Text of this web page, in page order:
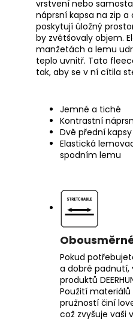
vrstvení nebo
náprsní kapsa na zip a
poskytují úložný
by zvětšovaly objem.
manžetách a lemu
teplo uvnitř. Tato
tak, aby se v ní cítila
Jemné a tiché
Kontrastní
Dvě přední
Elastická
spodním lemu
Pokud
a dobré padnutí,
produktů
Použití
pružností činí
což zvyšuje vaši